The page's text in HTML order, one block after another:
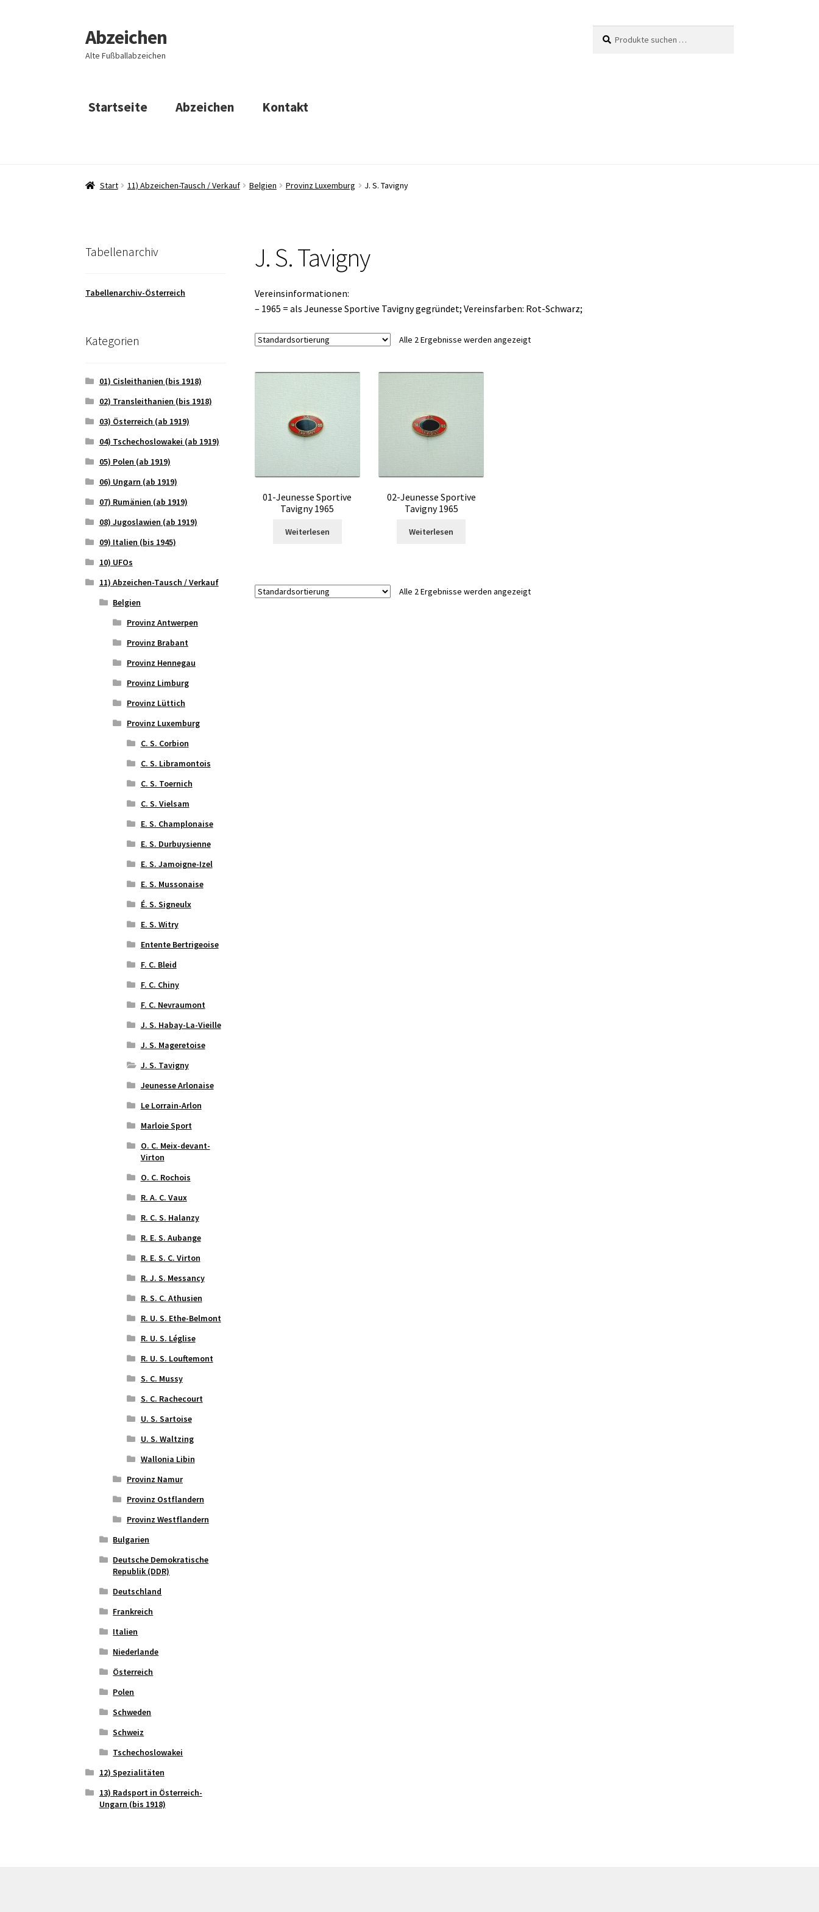
Zur
Navigation
springen
Zum
Inhalt
springen
Abzeichen
Alte Fußballabzeichen
nach:
Startseite Abzeichen Kontakt
Start 11) Abzeichen-Tausch / Verkauf Belgien Provinz Luxemburg J. S. Tavigny
J. S. Tavigny
Vereinsinformationen:
– 1965 = als Jeunesse Sportive Tavigny gegründet; Vereinsfarben: Rot-Schwarz;
Alle 2 Ergebnisse werden angezeigt
01-Jeunesse Sportive
Tavigny 1965
Weiterlesen
02-Jeunesse Sportive
Tavigny 1965
Weiterlesen
Alle 2 Ergebnisse werden angezeigt
Tabellenarchiv
Tabellenarchiv-Österreich
Kategorien
01) Cisleithanien (bis 1918)
02) Transleithanien (bis 1918)
03) Österreich (ab 1919)
04) Tschechoslowakei (ab 1919)
05) Polen (ab 1919)
06) Ungarn (ab 1919)
07) Rumänien (ab 1919)
08) Jugoslawien (ab 1919)
09) Italien (bis 1945)
10) UFOs
11) Abzeichen-Tausch / Verkauf
Belgien
Provinz Antwerpen
Provinz Brabant
Provinz Hennegau
Provinz Limburg
Provinz Lüttich
Provinz Luxemburg
C. S. Corbion
C. S. Libramontois
C. S. Toernich
C. S. Vielsam
E. S. Champlonaise
E. S. Durbuysienne
E. S. Jamoigne-Izel
E. S. Mussonaise
É. S. Signeulx
E. S. Witry
Entente Bertrigeoise
F. C. Bleid
F. C. Chiny
F. C. Nevraumont
J. S. Habay-La-Vieille
J. S. Mageretoise
J. S. Tavigny
Jeunesse Arlonaise
Le Lorrain-Arlon
Marloie Sport
O. C. Meix-devant-
Virton
O. C. Rochois
R. A. C. Vaux
R. C. S. Halanzy
R. E. S. Aubange
R. E. S. C. Virton
R. J. S. Messancy
R. S. C. Athusien
R. U. S. Ethe-Belmont
R. U. S. Léglise
R. U. S. Louftemont
S. C. Mussy
S. C. Rachecourt
U. S. Sartoise
U. S. Waltzing
Wallonia Libin
Provinz Namur
Provinz Ostflandern
Provinz Westflandern
Bulgarien
Deutsche Demokratische
Republik (DDR)
Deutschland
Frankreich
Italien
Niederlande
Österreich
Polen
Schweden
Schweiz
Tschechoslowakei
12) Spezialitäten
13) Radsport in Österreich-
Ungarn (bis 1918)